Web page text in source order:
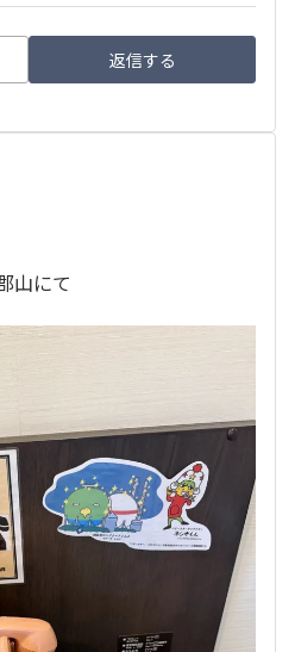
返信する
山にて